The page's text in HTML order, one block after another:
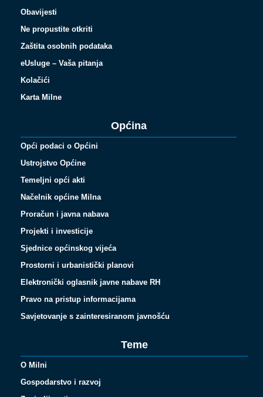
Obavijesti
Ne propustite otkriti
Zaštita osobnih podataka
eUsluge – Vaša pitanja
Kolačići
Karta Milne
Općina
Opći podaci o Općini
Ustrojstvo Općine
Temeljni opći akti
Načelnik općine Milna
Proračun i javna nabava
Projekti i investicije
Sjednice općinskog vijeća
Prostorni i urbanistički planovi
Elektronički oglasnik javne nabave RH
Pravo na pristup informacijama
Savjetovanje s zainteresiranom javnošću
Teme
O Milni
Gospodarstvo i razvoj